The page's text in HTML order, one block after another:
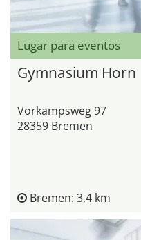
Lugar para eventos
Gymnasium Horn
Vorkampsweg 97
28359 Bremen
Bremen: 3,4 km